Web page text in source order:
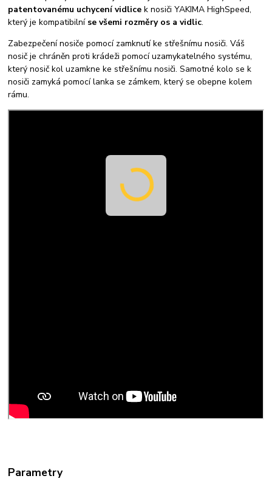
patentovanému uchycení vidlice k nosiči YAKIMA HighSpeed,
který je kompatibilní se všemi rozměry os a vidlic.
Zabezpečení nosiče pomocí zamknutí ke střešnímu nosiči. Váš
nosič je chráněn proti krádeži pomocí uzamykatelného systému,
který nosič kol uzamkne ke střešnímu nosiči. Samotné kolo se k
nosiči zamyká pomocí lanka se zámkem, který se obepne kolem
rámu.
Parametry